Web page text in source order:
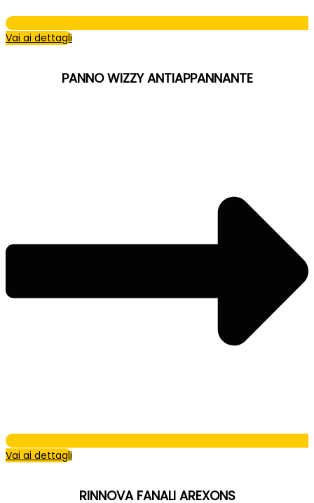
Vai ai dettagli
PANNO WIZZY ANTIAPPANNANTE
Vai ai dettagli
RINNOVA FANALI AREXONS